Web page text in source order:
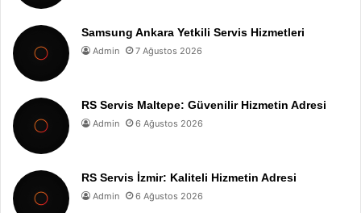
Samsung Ankara Yetkili Servis Hizmetleri
Admin 7 Ağustos 2026
RS Servis Maltepe: Güvenilir Hizmetin Adresi
Admin 6 Ağustos 2026
RS Servis İzmir: Kaliteli Hizmetin Adresi
Admin 6 Ağustos 2026